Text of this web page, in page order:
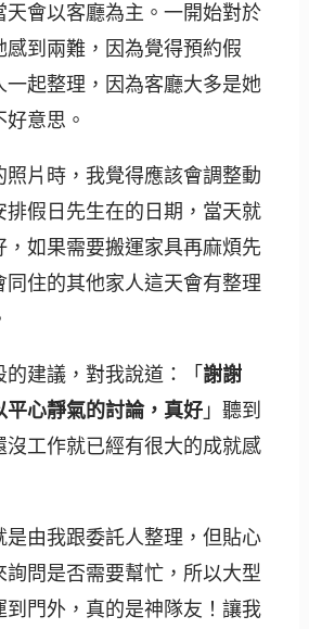
天會以客廳為主。一開始對於
到兩難，因為覺得預約假
一起整理，因為客廳大多是她
意思。
片時，我覺得應該會調整動
排假日先生在的日期，當天就
，如果需要搬運家具再麻煩先
同住的其他家人這天會有整理
建議，對我說道：「 謝謝
平心靜氣的討論，真好 」聽到
沒工作就已經有很大的成就感
是由我跟委託人整理，但貼心
詢問是否需要幫忙，所以大型
到門外，真的是神隊友！讓我